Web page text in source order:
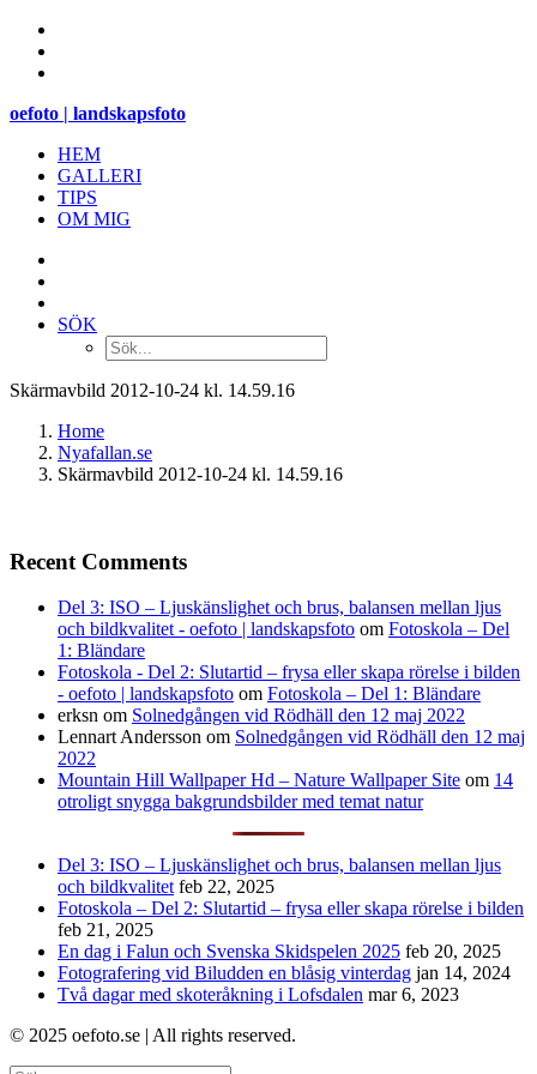
oefoto | landskapsfoto
HEM
GALLERI
TIPS
OM MIG
SÖK
Skärmavbild 2012-10-24 kl. 14.59.16
Home
Nyafallan.se
Skärmavbild 2012-10-24 kl. 14.59.16
Recent Comments
Del 3: ISO – Ljuskänslighet och brus, balansen mellan ljus
och bildkvalitet - oefoto | landskapsfoto om Fotoskola – Del
1: Bländare
Fotoskola - Del 2: Slutartid – frysa eller skapa rörelse i bilden
- oefoto | landskapsfoto om Fotoskola – Del 1: Bländare
erksn om Solnedgången vid Rödhäll den 12 maj 2022
Lennart Andersson om Solnedgången vid Rödhäll den 12 maj
2022
Mountain Hill Wallpaper Hd – Nature Wallpaper Site om 14
otroligt snygga bakgrundsbilder med temat natur
Del 3: ISO – Ljuskänslighet och brus, balansen mellan ljus
och bildkvalitet feb 22, 2025
Fotoskola – Del 2: Slutartid – frysa eller skapa rörelse i bilden
feb 21, 2025
En dag i Falun och Svenska Skidspelen 2025 feb 20, 2025
Fotografering vid Biludden en blåsig vinterdag jan 14, 2024
Två dagar med skoteråkning i Lofsdalen mar 6, 2023
© 2025 oefoto.se | All rights reserved.